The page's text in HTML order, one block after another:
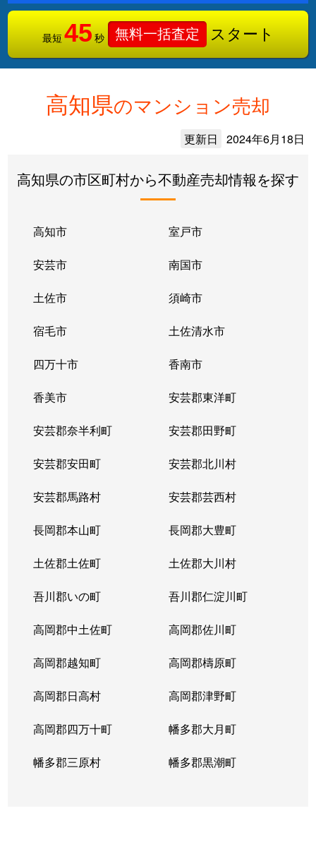
最短 45 秒 無料一括査定 スタート
高知県のマンション売却
更新日 2024年6月18日
高知県の市区町村から不動産売却情報を探す
高知市 室戸市
安芸市 南国市
土佐市 須崎市
宿毛市 土佐清水市
四万十市 香南市
香美市 安芸郡東洋町
安芸郡奈半利町 安芸郡田野町
安芸郡安田町 安芸郡北川村
安芸郡馬路村 安芸郡芸西村
長岡郡本山町 長岡郡大豊町
土佐郡土佐町 土佐郡大川村
吾川郡いの町 吾川郡仁淀川町
高岡郡中土佐町 高岡郡佐川町
高岡郡越知町 高岡郡檮原町
高岡郡日高村 高岡郡津野町
高岡郡四万十町 幡多郡大月町
幡多郡三原村 幡多郡黒潮町